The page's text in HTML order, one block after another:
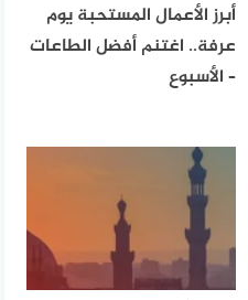
أبرز الأعمال المستحبة يوم
عرفة.. اغتنم أفضل الطاعات
– الأسبوع